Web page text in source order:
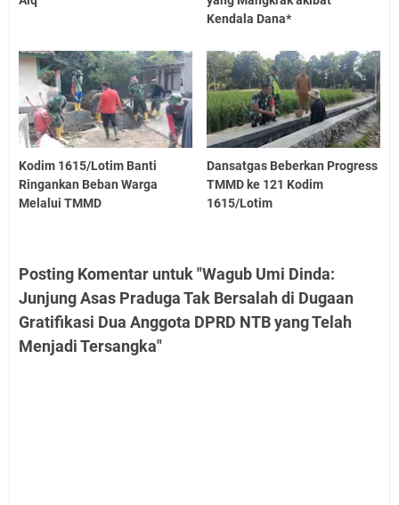
Kendala Dana*
Kodim 1615/Lotim Banti
Ringankan Beban Warga
Melalui TMMD
Dansatgas Beberkan Progress
TMMD ke 121 Kodim
1615/Lotim
Posting Komentar untuk "Wagub Umi Dinda:
Junjung Asas Praduga Tak Bersalah di Dugaan
Gratifikasi Dua Anggota DPRD NTB yang Telah
Menjadi Tersangka"